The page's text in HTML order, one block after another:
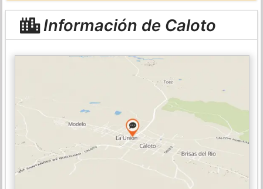
Información de Caloto